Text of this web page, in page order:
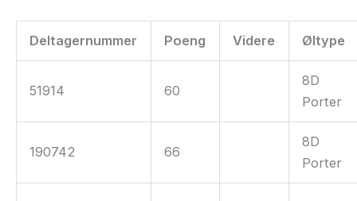
Deltagernummer Poeng Videre Øltype
51914 60
8D
Porter
190742 66
8D
Porter